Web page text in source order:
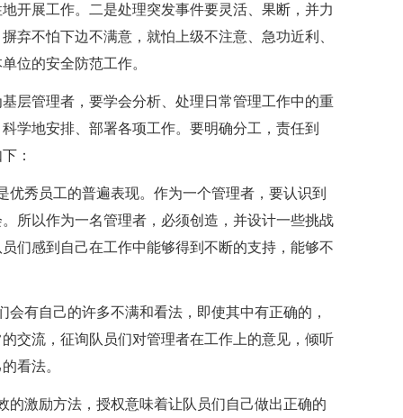
开展工作。二是处理突发事件要灵活、果断，并力
弃不怕下边不满意，就怕上级不注意、急功近利、
位的安全防范工作。
层管理者，要学会分析、处理日常管理工作中的重
学地安排、部署各项工作。要明确分工，责任到
：
秀员工的普遍表现。作为一个管理者，要认识到
所以作为一名管理者，必须创造，并设计一些挑战
们感到自己在工作中能够得到不断的支持，能够不
有自己的许多不满和看法，即使其中有正确的，
交流，征询队员们对管理者在工作上的意见，倾听
看法。
的激励方法，授权意味着让队员们自己做出正确的